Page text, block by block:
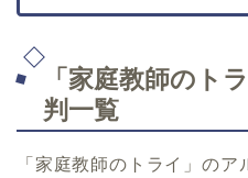
「家庭教師のト
判一覧
「家庭教師のトライ」の